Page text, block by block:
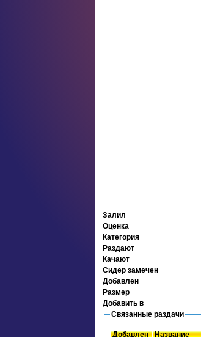
Залил
Оценка
Категория
Раздают
Качают
Сидер замечен
Добавлен
Размер
Добавить в
Связанные раздачи
Добавлен Название